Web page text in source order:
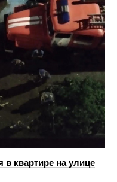
в квартире на улице